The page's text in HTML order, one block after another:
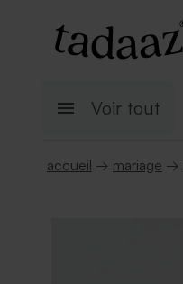
Voir tout
accueil → mariage →